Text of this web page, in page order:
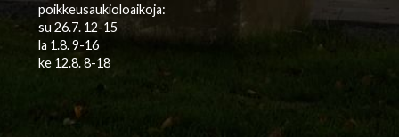
poikkeusaukioloaikoja:
su 26.7. 12-15
la 1.8. 9-16
ke 12.8. 8-18